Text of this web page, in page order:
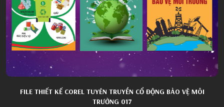
FILE THIẾT KẾ COREL TUYÊN TRUYỀN CỔ ĐỘNG BẢO VỆ MÔI
TRƯỜNG 017